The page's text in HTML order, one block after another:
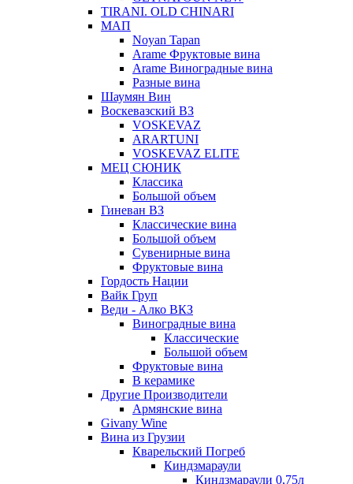
TIRANI. OLD CHINARI
МАП
Noyan Tapan
Arame Фруктовые вина
Arame Виноградные вина
Разные вина
Шаумян Вин
Воскевазский ВЗ
VOSKEVAZ
ARARTUNI
VOSKEVAZ ELITE
МЕЦ СЮНИК
Классика
Большой объем
Гиневан ВЗ
Классические вина
Большой объем
Сувенирные вина
Фруктовые вина
Гордость Нации
Вайк Груп
Веди - Алко ВКЗ
Виноградные вина
Классические
Большой объем
Фруктовые вина
В керамике
Другие Производители
Армянские вина
Givany Wine
Вина из Грузии
Кварельский Погреб
Киндзмараули
Киндзмараули 0,75л